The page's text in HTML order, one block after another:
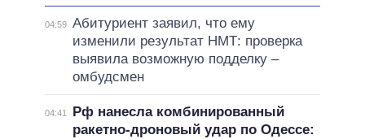
04:59 Абитуриент заявил, что ему
изменили результат НМТ: проверка
выявила возможную подделку –
омбудсмен
04:41
Рф нанесла комбинированный
ракетно-дроновый удар по Одессе: